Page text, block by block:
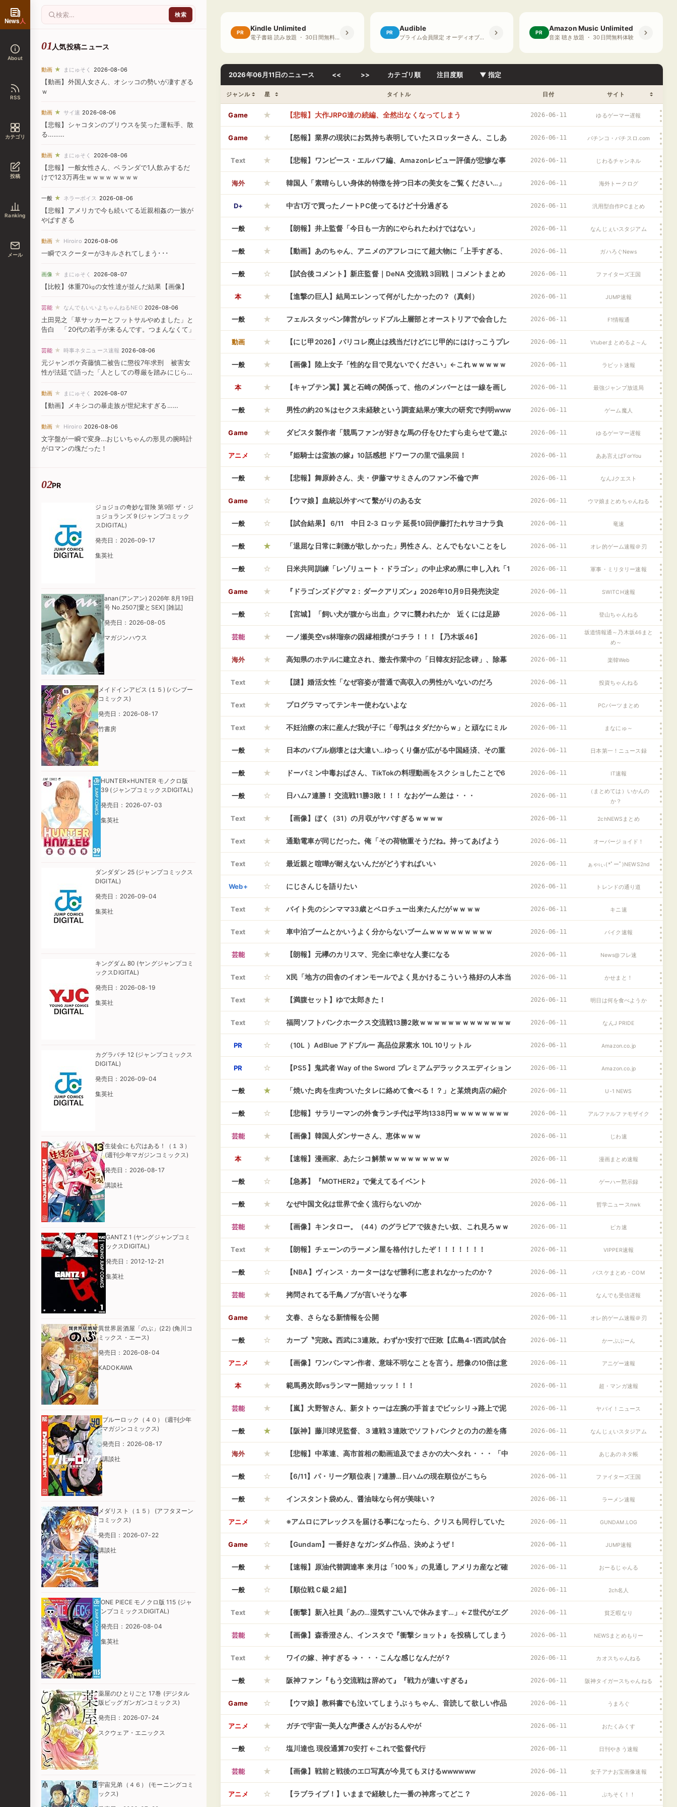
News人
About
RSS
カテゴリ
投稿
Ranking
メール
人気投稿ニュース
動画 ★ まにゅそく 2026-08-06
【動画】外国人女さん、オシッコの勢いが凄すぎる
ｗ
動画 ★ サイ速 2026-08-06
【悲報】シャコタンのプリウスを笑った運転手、散
る………
動画 ★ まにゅそく 2026-08-06
【悲報】一般女性さん、ベランダで1人飲みするだ
けで123万再生ｗｗｗｗｗｗｗｗ
一般 ★ ネラーボイス 2026-08-06
【悲報】アメリカで今も続いてる近親相姦の一族が
やばすぎる
動画 ★ Hiroiro 2026-08-06
一瞬でスクーターが3キルされてしまう･･･
画像 ★ まにゅそく 2026-08-07
【比較】体重70㎏の女性達が並んだ結果【画像】
芸能 ★ なんでもいいよちゃんねるNEO 2026-08-06
土田晃之「草サッカーとフットサルやめました」と
告白 「20代の若手が来るんです。つまんなくて」
芸能 ★ 時事ネタニュース速報 2026-08-06
元ジャンポケ斉藤慎二被告に懲役7年求刑 被害女
性が法廷で語った「人としての尊厳を踏みにじられ
動画 ★ まにゅそく 2026-08-07
【動画】メキシコの暴走族が世紀末すぎる……
動画 ★ Hiroiro 2026-08-06
文字盤が一瞬で変身…おじいちゃんの形見の腕時計
がロマンの塊だった！
PR
ジョジョの奇妙な冒険 第9部 ザ・ジ
ョジョランズ 9 (ジャンプコミック
スDIGITAL)
発売日：2026-09-17
集英社
anan(アンアン) 2026年 8月19日
号 No.2507[愛とSEX] [雑誌]
発売日：2026-08-05
マガジンハウス
メイドインアビス (１５) (バンブー
コミックス)
発売日：2026-08-17
竹書房
HUNTER×HUNTER モノクロ版
39 (ジャンプコミックスDIGITAL)
発売日：2026-07-03
集英社
ダンダダン 25 (ジャンプコミックス
DIGITAL)
発売日：2026-09-04
集英社
キングダム 80 (ヤングジャンプコミ
ックスDIGITAL)
発売日：2026-08-19
集英社
カグラバチ 12 (ジャンプコミックス
DIGITAL)
発売日：2026-09-04
集英社
生徒会にも穴はある！（１３）
(週刊少年マガジンコミックス)
発売日：2026-08-17
講談社
GANTZ 1 (ヤングジャンプコミ
ックスDIGITAL)
発売日：2012-12-21
集英社
異世界居酒屋「のぶ」(22) (角川コ
ミックス・エース)
発売日：2026-08-04
KADOKAWA
ブルーロック（４０） (週刊少年
マガジンコミックス)
発売日：2026-08-17
講談社
メダリスト（１５） (アフタヌーン
コミックス)
発売日：2026-07-22
講談社
ONE PIECE モノクロ版 115 (ジャ
ンプコミックスDIGITAL)
発売日：2026-08-04
集英社
薬屋のひとりごと 17巻 (デジタル
版ビッグガンガンコミックス)
発売日：2026-07-24
スクウェア・エニックス
宇宙兄弟（４６） (モーニングコミ
ックス)
PR Kindle Unlimited
電子書籍 読み放題 ・ 30日間無料体験
PR Audible
プライム会員限定 オーディオブック ・ 30日間無料体験
PR Amazon Music Unlimited
音楽 聴き放題 ・ 30日間無料体験
2026年06月11日のニュース << >> カテゴリ順 注目度順 ▼ 指定
ジャンル 星 タイトル 日付 サイト
Game ★ 【悲報】大作JRPG達の続編、全然出なくなってしまう 2026-06-11 ゆるゲーマー遅報
Game ★ 【怒報】業界の現状にお気持ち表明していたスロッターさん、こしあ
んさんにブチギレ「演者様が素人のコメント欄漁ってインプ稼ぎして
るんじゃねぇよ」
2026-06-11 パチンコ・パチスロ.com
Text ★ 【悲報】ワンピース・エルバフ編、Amazonレビュー評価が悲惨な事
になってしまうwwwwwwwwww
2026-06-11 じわるチャンネル
海外 ★ 韓国人「素晴らしい身体的特徴を持つ日本の美女をご覧ください…」
→「ガチで結婚してほしい…（ﾌﾞﾙﾌﾞﾙ」＝韓国の反応
2026-06-11 海外トークログ
D+ ★ 中古1万で買ったノートPC使ってるけど十分過ぎる 2026-06-11 汎用型自作PCまとめ
一般 ★ 【朗報】井上監督「今日も一方的にやられたわけではない」 2026-06-11 なんじぇいスタジアム
一般 ★ 【動画】あのちゃん、アニメのアフレコにて超大物に「上手すぎる、
バケモノか」と言わせてしまう
2026-06-11 ガハろぐNews
一般 ☆ 【試合後コメント】新庄監督｜DeNA 交流戦 3回戦｜コメントまとめ
｜6/11
2026-06-11 ファイターズ王国
本 ★ 【進撃の巨人】結局エレンって何がしたかったの？（真剣） 2026-06-11 JUMP速報
一般 ★ フェルスタッペン陣営がレッドブル上層部とオーストリアで会合した
模様、何を話し合ったんだろうな
2026-06-11 F1情報通
動画 ★ 【にじ甲2026】パリコレ廃止は残当だけどにじ甲的にはけっこうプレ
イング変わるな
2026-06-11 Vtuberまとめるよ～ん
一般 ★ 【画像】陸上女子「性的な目で見ないでください」←これｗｗｗｗｗ
ｗｗｗｗｗ
2026-06-11 ラビット速報
本 ★ 【キャプテン翼】翼と石崎の関係って、他のメンバーとは一線を画し
てるよなｗｗｗｗ
2026-06-11 最強ジャンプ放送局
一般 ★ 男性の約20％はセクス未経験という調査結果が東大の研究で判明www
w
2026-06-11 ゲーム魔人
Game ★ ダビスタ製作者「競馬ファンが好きな馬の仔をひたすら走らせて遊ぶ
マニア向けゲームを作った」
2026-06-11 ゆるゲーマー遅報
アニメ ☆ 『姫騎士は蛮族の嫁』10話感想 ドワーフの里で温泉回！ 2026-06-11 ああ言えばForYou
一般 ★ 【悲報】舞原鈴さん、夫・伊藤マサミさんのファン不倫で声
明・・・・・・・・・
2026-06-11 なんJクエスト
Game ☆ 【ウマ娘】血統以外すべて繫がりのある女 2026-06-11 ウマ娘まとめちゃんねる
一般 ☆ 【試合結果】 6/11 中日 2-3 ロッテ 延長10回伊藤打たれサヨナラ負
け このカードも負け越し
2026-06-11 竜速
一般 ★ 「退屈な日常に刺激が欲しかった」男性さん、とんでもないことをし
て人生終了してしまうｗｗｗｗｗ
2026-06-11 オレ的ゲーム速報＠刃
一般 ☆ 日米共同訓練「レゾリュート・ドラゴン」の中止求め県に申し入れ「1
0式戦車事故の原因究明終わっていない」！
2026-06-11 軍事・ミリタリー速報
Game ★ 『ドラゴンズドグマ 2：ダークアリズン』2026年10月9日発売決定 2026-06-11 SWITCH速報
一般 ☆ 【宮城】「飼い犬が腹から出血」クマに襲われたか 近くには足跡
も 蔵王町
2026-06-11 登山ちゃんねる
芸能 ★ 一ノ瀬美空vs林瑠奈の因縁相撲がコチラ！！！【乃木坂46】 2026-06-11
坂道情報通～乃木坂46まと
め～
海外 ★ 高知県のホテルに建立され、撤去作業中の「日韓友好記念碑」、除幕
式には韓国の元国務総理までやってきていた……いや、けっこうな大物
だぞ？
2026-06-11 楽韓Web
Text ★ 【謎】婚活女性「なぜ容姿が普通で高収入の男性がいないのだろ
う？」
2026-06-11 投資ちゃんねる
Text ★ プログラマってテンキー使わないよな 2026-06-11 PCパーツまとめ
Text ★ 不妊治療の末に産んだ我が子に「母乳はタダだからｗ」と頑なにミル
クを拒否して餓死寸前まで追い込んだ義兄嫁。内緒でミルクをあげた
ら激怒し、とんでもない理不尽クレームLINEを寄こしてきて！？
2026-06-11 まなにゅ～
一般 ★ 日本のバブル崩壊とは大違い…ゆっくり傷が広がる中国経済、その重
すぎる代償
2026-06-11 日本第一！ニュース録
一般 ★ ドーパミン中毒おばさん、TikTokの料理動画をスクショしたことで6
人を丸焦げに
2026-06-11 IT速報
一般 ☆ 日ハム7連勝！ 交流戦11勝3敗！！！ なおゲーム差は・・・ 2026-06-11
（まとめては）いかんの
か？
Text ★ 【画像】ぼく（31）の月収がヤバすぎるｗｗｗｗ 2026-06-11 2chNEWSまとめ
Text ★ 通勤電車が同じだった。俺「その荷物重そうだね。持ってあげよう
か？」jcの女「…すみません。おじさんありがとう！」俺（おじさ
ん！？まだ23歳だぞ？） → なんと10年後に再会し…….
2026-06-11 オーバージョイド！
Text ☆ 最近親と喧嘩が耐えないんだがどうすればいい 2026-06-11 ぁゃιぃ(*ﾟーﾟ)NEWS2nd
Web+ ☆ にじさんじを語りたい 2026-06-11 トレンドの通り道
Text ★ バイト先のシンママ33歳とベロチュー出来たんだがｗｗｗｗ 2026-06-11 キニ速
Text ★ 車中泊ブームとかいうよく分からないブームｗｗｗｗｗｗｗｗｗ 2026-06-11 バイク速報
芸能 ★ 【朗報】元欅のカリスマ、完全に幸せな人妻になる 2026-06-11 News@フレ速
Text ☆ X民「地方の田舎のイオンモールでよく見かけるこういう格好の人本当
に嫌い」 遂にネットニュースデビュー
2026-06-11 かせまと！
Text ★ 【満腹セット】ゆで太郎きた！ 2026-06-11 明日は何を食べようか
Text ☆ 福岡ソフトバンクホークス交流戦13勝2敗ｗｗｗｗｗｗｗｗｗｗｗｗｗ 2026-06-11 なんJ PRIDE
PR ☆ （10L ）AdBlue アドブルー 高品位尿素水 10L 10リットル 2026-06-11 Amazon.co.jp
PR ☆ 【PS5】鬼武者 Way of the Sword プレミアムデラックスエディション 2026-06-11 Amazon.co.jp
一般 ★ 「焼いた肉を生肉ついたタレに絡めて食べる！？」と某焼肉店の紹介
ポストにツッコミ殺到、これやったらガチで死人が出るぞ……
2026-06-11 U-1 NEWS
一般 ☆ 【悲報】サラリーマンの外食ランチ代は平均1338円ｗｗｗｗｗｗｗｗ 2026-06-11 アルファルファモザイク
芸能 ★ 【画像】韓国人ダンサーさん、恵体ｗｗｗ 2026-06-11 じわ速
本 ★ 【速報】漫画家、あたシコ解禁ｗｗｗｗｗｗｗｗｗ 2026-06-11 漫画まとめ速報
一般 ☆ 【急募】『MOTHER2』で覚えてるイベント 2026-06-11 ゲーハー黙示録
一般 ★ なぜ中国文化は世界で全く流行らないのか 2026-06-11 哲学ニュースnwk
芸能 ★ 【画像】キンタロー。（44）のグラビアで抜きたい奴、これ見ろｗｗ
ｗｗｗ
2026-06-11 ピカ速
Text ★ 【朗報】チェーンのラーメン屋を格付けしたぞ！！！！！！！ 2026-06-11 VIPPER速報
一般 ☆ 【NBA】ヴィンス・カーターはなぜ勝利に恵まれなかったのか？ 2026-06-11 バスケまとめ・COM
芸能 ★ 拷問されてる千鳥ノブが言いそうな事 2026-06-11 なんでも受信遅報
Game ★ 文春、さらなる新情報を公開 2026-06-11 オレ的ゲーム速報＠刃
一般 ☆ カープ〝完敗〟西武に3連敗。わずか1安打で圧敗【広島4-1西武/試合
結果】
2026-06-11 かーぷぶーん
アニメ ★ 【画像】ワンパンマン作者、意味不明なことを言う。想像の10倍は意
味不明
2026-06-11 アニゲー速報
本 ★ 範馬勇次郎vsランマー開始ッッッ！！！ 2026-06-11 超・マンガ速報
芸能 ★ 【嵐】大野智さん、新タトゥーは左腕の手首までビッシリ→路上で泥
酔ダンスｗｗｗ
2026-06-11 ヤバイ！ニュース
一般 ★ 【阪神】藤川球児監督、３連戦３連敗でソフトバンクとの力の差を痛
感「レベルの高さを感じた」「悔しいけど学びに変えて」
2026-06-11 なんじぇいスタジアム
海外 ★ 【悲報】中革連、高市首相の動画追及でまさかの大ヘタれ・・・ 「中
傷動画特攻」に失敗しヒドすぎる言い訳開始ｗｗｗ
2026-06-11 あじあのネタ帳
一般 ☆ 【6/11】パ・リーグ順位表｜7連勝…日ハムの現在順位がこちら 2026-06-11 ファイターズ王国
一般 ★ インスタント袋めん、醤油味なら何が美味い？ 2026-06-11 ラーメン速報
アニメ ★ ※アムロにアレックスを届ける事になったら、クリスも同行していた
のだろうか
2026-06-11 GUNDAM.LOG
Game ☆ 【Gundam】一番好きなガンダム作品、決めようぜ！ 2026-06-11 JUMP速報
一般 ★ 【速報】原油代替調達率 来月は「100％」の見通し アメリカ産など確
保 高市総理が夕方の中東情勢関係閣僚会議で表明へ
2026-06-11 おーるじゃんる
一般 ☆ 【順位戦Ｃ級２組】 2026-06-11 2ch名人
Text ★ 【衝撃】新入社員「あの…湿気すごいんで休みます…」←Z世代がエグ
すぎると話題にｗｗｗｗｗｗｗｗｗｗｗｗｗｗ
2026-06-11 貧乏暇なり
芸能 ★ 【画像】森香澄さん、インスタで『衝撃ショット』を投稿してしまう
ｗｗｗｗｗｗｗｗ
2026-06-11 NEWSまとめもりー
Text ★ ワイの嫁、神すぎる →・・・こんな感じなんだが？ 2026-06-11 カオスちゃんねる
一般 ★ 阪神ファン『もう交流戦は辞めて』『戦力が違いすぎる』 2026-06-11 阪神タイガースちゃんねる
Game ☆ 【ウマ娘】教科書でも泣いてしまうぶぅちゃん、音読して欲しい作品
といえば？
2026-06-11 うまろぐ
アニメ ★ ガチで宇宙一美人な声優さんがおるんやが 2026-06-11 おたくみくす
一般 ☆ 塩川達也 現役通算70安打 ←これで監督代行 2026-06-11 日刊やきう速報
芸能 ★ 【画像】戦前と戦後のエ□写真が今見てもヌけるwwwwww 2026-06-11 女子アナお宝画像速報
アニメ ☆ 【ラブライブ！】いままで経験した一番の神席ってどこ？ 2026-06-11 ぷちそく！！